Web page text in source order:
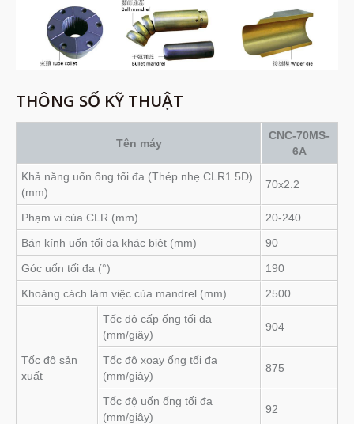
THÔNG SỐ KỸ THUẬT
Tên máy
CNC-70MS-
6A
Khả năng uốn ống tối đa (Thép nhẹ CLR1.5D)
(mm)
70x2.2
Phạm vi của CLR (mm)
20-240
Bán kính uốn tối đa khác biệt (mm)
90
Góc uốn tối đa (°)
190
Khoảng cách làm việc của mandrel (mm)
2500
Tốc độ sản
xuất
Tốc độ cấp ống tối đa
(mm/giây)
904
Tốc độ xoay ống tối đa
(mm/giây)
875
Tốc độ uốn ống tối đa
(mm/giây)
92